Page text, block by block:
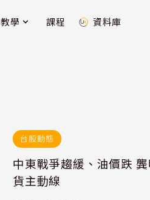
教學 課程 資料庫
台股動態
中東戰爭趨緩、油價跌
貨主動線